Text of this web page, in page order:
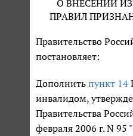
О ВНЕСЕНИИ
ПРАВИЛ
Правительство
постановляет:
Дополнить пункт 14
инвалидом,
Правительства
февраля 2006 г. N 95